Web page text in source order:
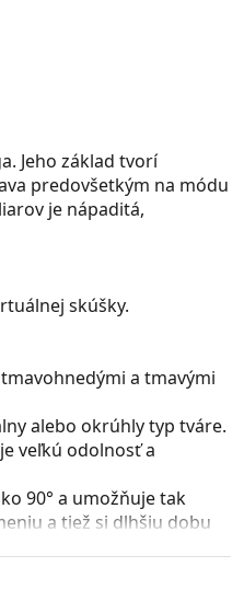
Jeho základ tvorí
predovšetkým na módu
je nápaditá,
skúšky.
a tmavými
alebo okrúhly typ tváre.
veľkú odolnosť a
90° a umožňuje tak
a tiež si dlhšiu dobu